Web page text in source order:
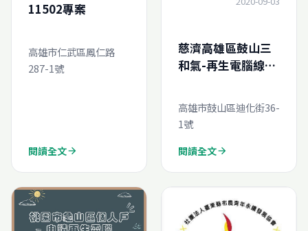
11502專案
高雄市仁武區鳳仁路
287-1號
閱讀全文arrow_forward
慈濟高雄區鼓山三
和氣-再生電腦線上
高雄市鼓山區迪化街36-
1號
閱讀全文arrow_forward